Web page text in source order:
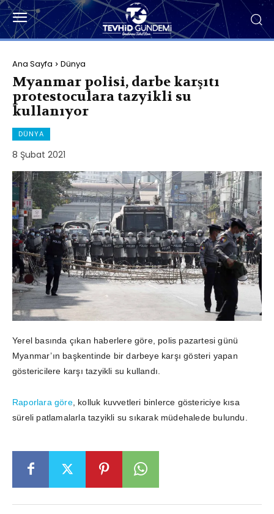
Ana Sayfa Dünya
Myanmar polisi, darbe karşıtı
protestoculara tazyikli su
kullanıyor
DÜNYA
8 Şubat 2021
Yerel basında çıkan haberlere göre, polis pazartesi günü
Myanmar’ın başkentinde bir darbeye karşı gösteri yapan
göstericilere karşı tazyikli su kullandı.
Raporlara göre, kolluk kuvvetleri binlerce göstericiye kısa
süreli patlamalarla tazyikli su sıkarak müdehalede bulundu.